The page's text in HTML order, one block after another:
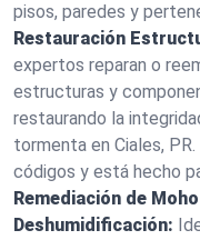
pisos, paredes y
Restauración
expertos reparan o
estructuras y
restaurando la
tormenta en Ciales,
códigos y está hecho
Remediación de
Deshumidificación: